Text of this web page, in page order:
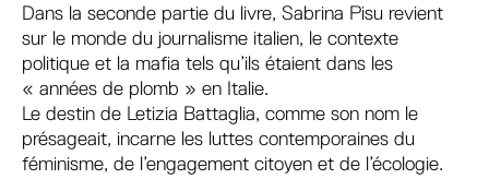
Dans la seconde partie du livre, Sabrina Pisu revient
sur le monde du journalisme italien, le contexte
politique et la mafia tels qu’ils étaient dans les
« années de plomb » en Italie.
Le destin de Letizia Battaglia, comme son nom le
présageait, incarne les luttes contemporaines du
féminisme, de l’engagement citoyen et de l’écologie.